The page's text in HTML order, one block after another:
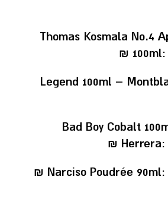
Thomas Kosmala No.4
100ml
Legend 100ml –
Bad Boy Cobalt
Herrera
Narciso Poudrée 90ml